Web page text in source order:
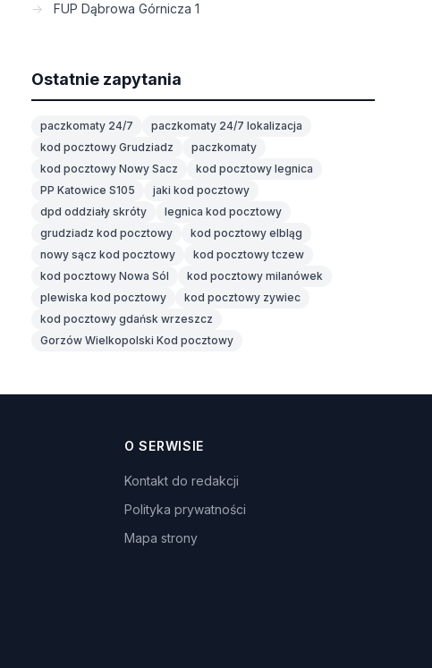
FUP Dąbrowa Górnicza 1
Ostatnie zapytania
paczkomaty 24/7
paczkomaty 24/7 lokalizacja
kod pocztowy Grudziadz
paczkomaty
kod pocztowy Nowy Sacz
kod pocztowy legnica
PP Katowice S105
jaki kod pocztowy
dpd oddziały skróty
legnica kod pocztowy
grudziadz kod pocztowy
kod pocztowy elbląg
nowy sącz kod pocztowy
kod pocztowy tczew
kod pocztowy Nowa Sól
kod pocztowy milanówek
plewiska kod pocztowy
kod pocztowy zywiec
kod pocztowy gdańsk wrzeszcz
Gorzów Wielkopolski Kod pocztowy
O SERWISIE
Kontakt do redakcji
Polityka prywatności
Mapa strony